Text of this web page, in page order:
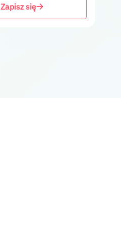
Zapisz się